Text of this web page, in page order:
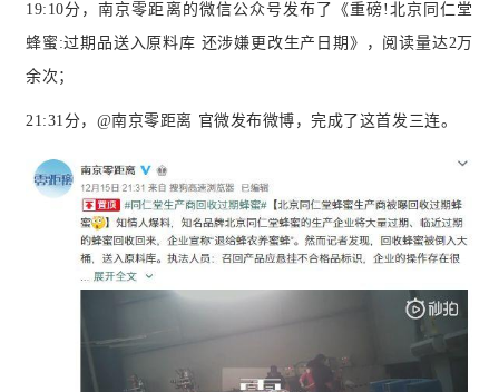
19:10分，南京零距离的微信公众号发布了《重磅!北京同仁堂
蜂蜜:过期品送入原料库 还涉嫌更改生产日期》，阅读量达2万
余次；
21:31分，@南京零距离 官微发布微博，完成了这首发三连。